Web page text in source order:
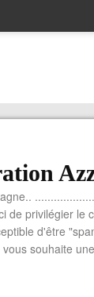
de privilégier le
d'être
souhaite